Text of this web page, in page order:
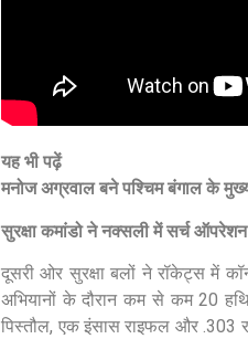
यह भी पढ़ें
मनोज अग्रवाल बने पश्चिम बंगाल के मुख्य
सुरक्षा कमांडो ने नक्सली में सर्च
दूसरी ओर सुरक्षा बलों ने रॉकेट्स में
अभियानों के दौरान कम से कम 20
पिस्तौल, एक इंसास राइफल और .303